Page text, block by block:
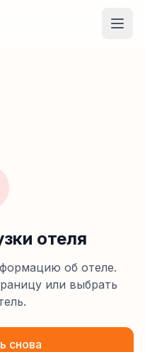
отеля
об отеле.
или выбрать
снова